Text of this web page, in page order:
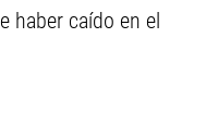
haber caído en el